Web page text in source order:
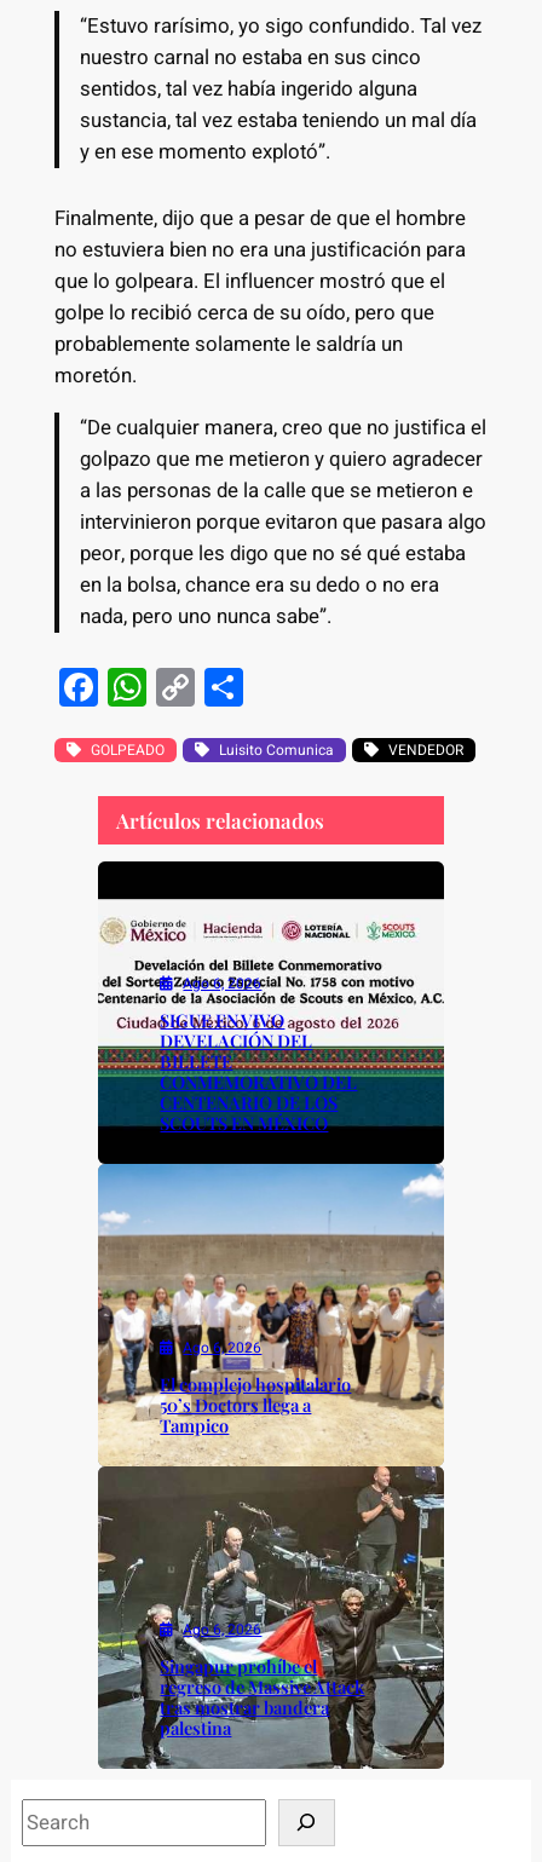
“Estuvo rarísimo, yo sigo confundido. Tal vez
nuestro carnal no estaba en sus cinco
sentidos, tal vez había ingerido alguna
sustancia, tal vez estaba teniendo un mal día
y en ese momento explotó”.
Finalmente, dijo que a pesar de que el hombre
no estuviera bien no era una justificación para
que lo golpeara. El influencer mostró que el
golpe lo recibió cerca de su oído, pero que
probablemente solamente le saldría un
moretón.
“De cualquier manera, creo que no justifica el
golpazo que me metieron y quiero agradecer
a las personas de la calle que se metieron e
intervinieron porque evitaron que pasara algo
peor, porque les digo que no sé qué estaba
en la bolsa, chance era su dedo o no era
nada, pero uno nunca sabe”.
F
a
c
e
b
o
o
k
W
h
at
s
A
p
p
C
o
p
y
Li
n
k
S
h
ar
e
GOLPEADO Luisito Comunica VENDEDOR
Artículos relacionados
Ago 6, 2026
SIGUE EN VIVO
DEVELACIÓN DEL
BILLETE
CONMEMORATIVO DEL
CENTENARIO DE LOS
SCOUTS EN MÉXICO
Ago 6, 2026
El complejo hospitalario
50’s Doctors llega a
Tampico
Ago 6, 2026
Singapur prohíbe el
regreso de Massive Attack
tras mostrar bandera
palestina
S
e